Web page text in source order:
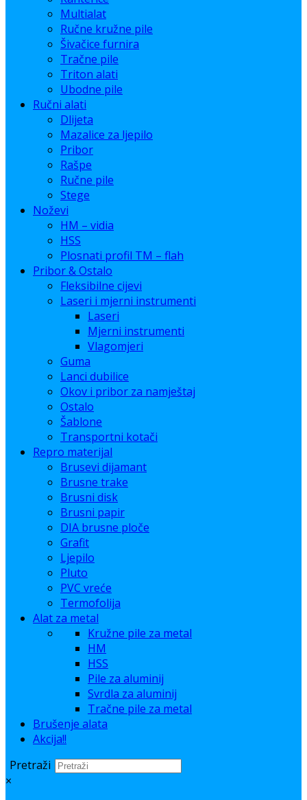
Multialat
Ručne kružne pile
Šivačice furnira
Tračne pile
Triton alati
Ubodne pile
Ručni alati
Dlijeta
Mazalice za ljepilo
Pribor
Rašpe
Ručne pile
Stege
Noževi
HM – vidia
HSS
Plosnati profil TM – flah
Pribor & Ostalo
Fleksibilne cijevi
Laseri i mjerni instrumenti
Laseri
Mjerni instrumenti
Vlagomjeri
Guma
Lanci dubilice
Okov i pribor za namještaj
Ostalo
Šablone
Transportni kotači
Repro materijal
Brusevi dijamant
Brusne trake
Brusni disk
Brusni papir
DIA brusne ploče
Grafit
Ljepilo
Pluto
PVC vreće
Termofolija
Alat za metal
Kružne pile za metal
HM
HSS
Pile za aluminij
Svrdla za aluminij
Tračne pile za metal
Brušenje alata
Akcija!!
Pretraži
×